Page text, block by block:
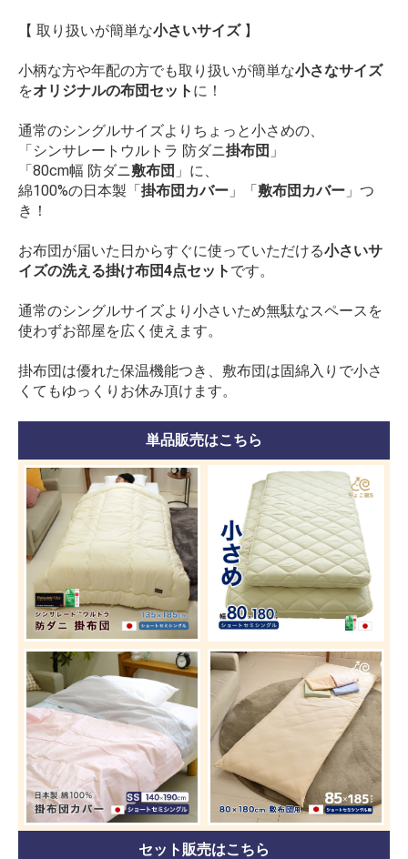
【 取り扱いが簡単な小さいサイズ】
小柄な方や年配の方でも取り扱いが簡単な小さなサイズ
をオリジナルの布団セット に！
通常のシングルサイズよりちょっと小さめの、
「シンサレートウルトラ 防ダニ掛布団 」
「80cm幅 防ダニ敷布団 」に、
綿100%の日本製「掛布団カバー 」「敷布団カバー 」つ
き！
お布団が届いた日からすぐに使っていただける小さいサ
イズの洗える掛け布団4点セット です。
通常のシングルサイズより小さいため無駄なスペースを
使わずお部屋を広く使えます。
掛布団は優れた保温機能つき、敷布団は固綿入りで小さ
くてもゆっくりお休み頂けます。
単品販売はこちら
セット販売はこちら